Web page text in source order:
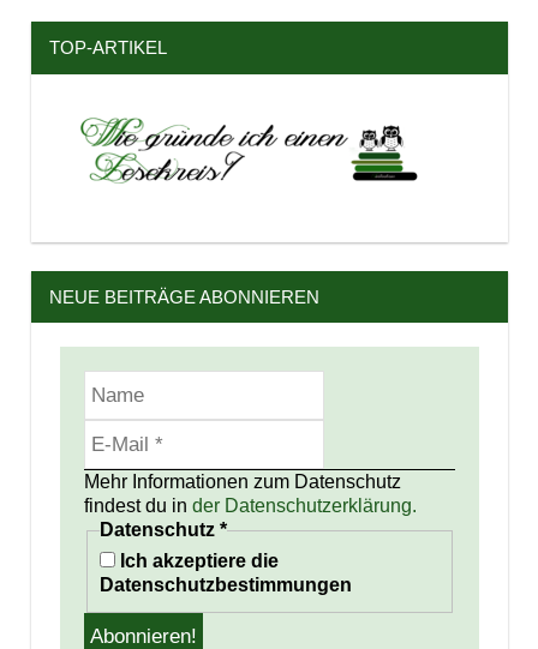
TOP-ARTIKEL
NEUE BEITRÄGE ABONNIEREN
Mehr Informationen zum Datenschutz
findest du in der Datenschutzerklärung.
Datenschutz *
Ich akzeptiere die
Datenschutzbestimmungen